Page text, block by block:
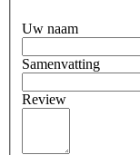
Uw naam
Samenvatting
Review